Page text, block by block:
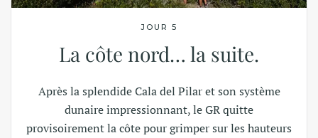
JOUR 5
La côte nord… la suite.
Après la splendide Cala del Pilar et son système
dunaire impressionnant, le GR quitte
provisoirement la côte pour grimper sur les hauteurs